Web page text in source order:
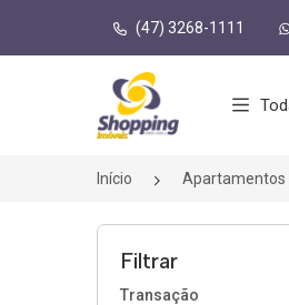
(47) 3268-1111
Página inicial
Início Apartamentos
Filtrar
Transação